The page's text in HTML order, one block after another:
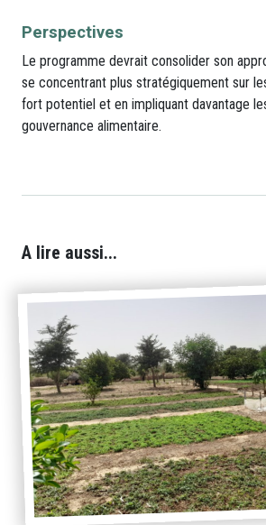
Perspectives
Le programme devrait consolider son
se concentrant plus stratégiquement sur
fort potentiel et en impliquant davantage
gouvernance alimentaire.
A lire aussi...